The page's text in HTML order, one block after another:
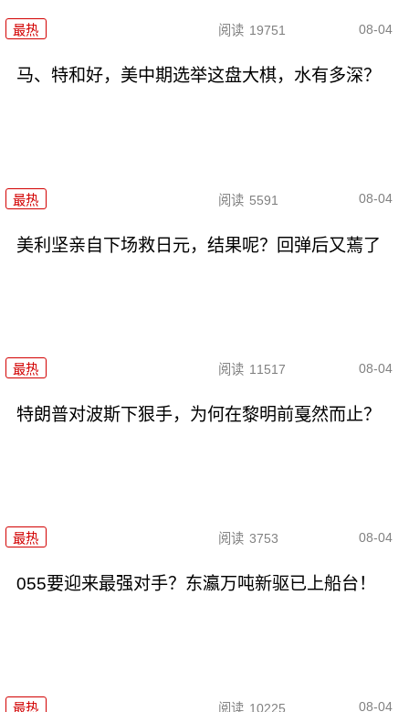
最热 阅读 19751 08-04
马、特和好，美中期选举这盘大棋，水有多深？
最热 阅读 5591 08-04
美利坚亲自下场救日元，结果呢？回弹后又蔫了
最热 阅读 11517 08-04
特朗普对波斯下狠手，为何在黎明前戛然而止？
最热 阅读 3753 08-04
055要迎来最强对手？东瀛万吨新驱已上船台！
最热 阅读 10225 08-04